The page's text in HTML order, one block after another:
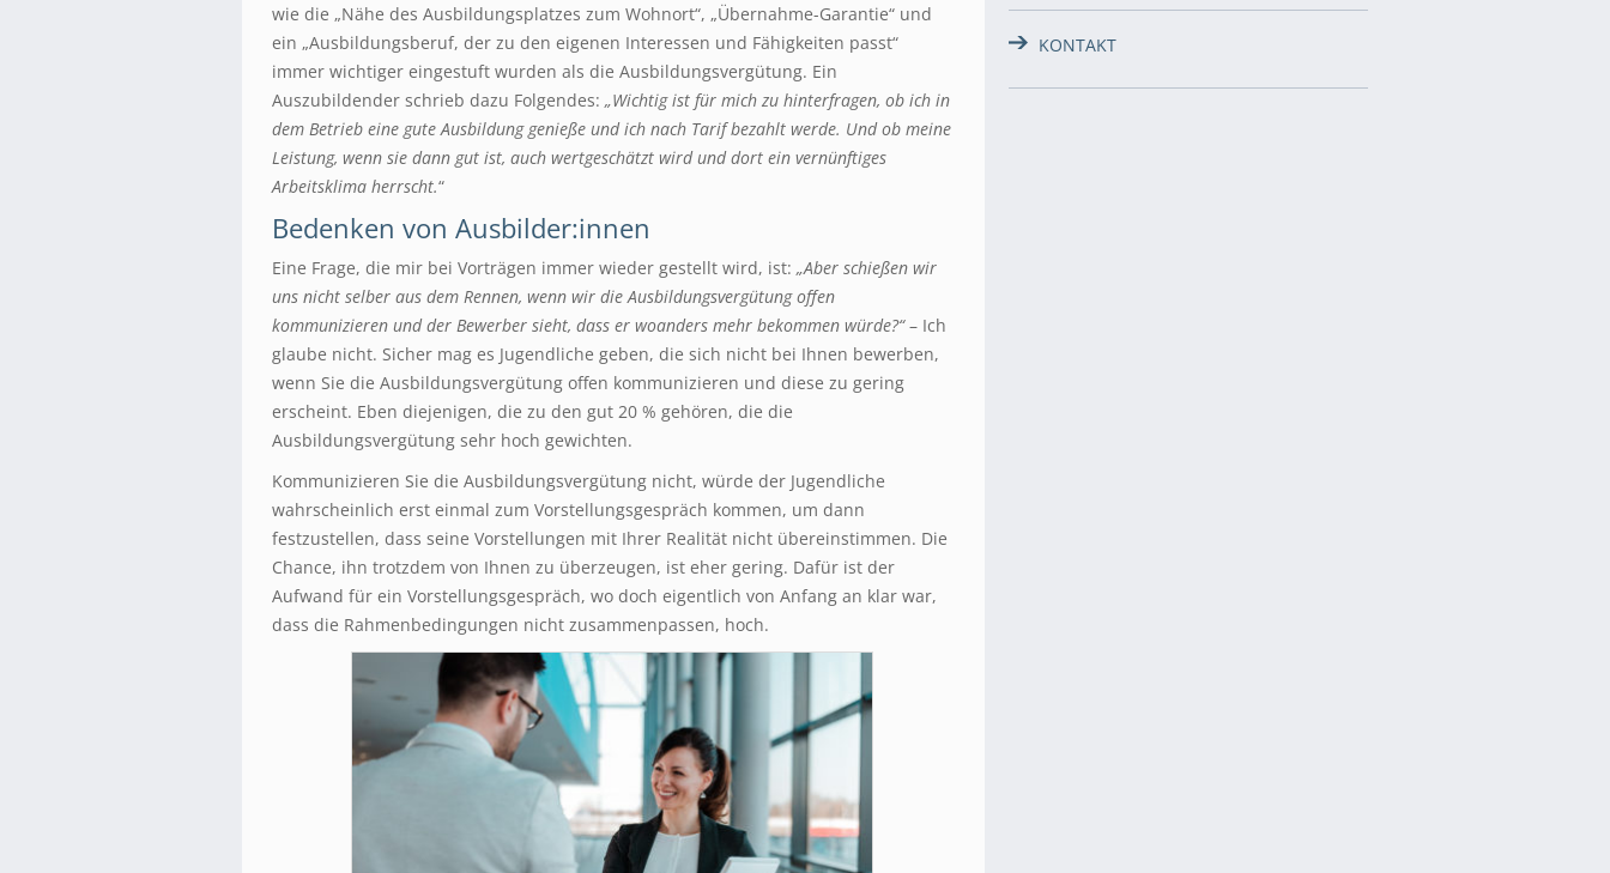
wie die „Nähe des Ausbildungsplatzes zum Wohnort“, „Übernahme-Garantie“ und
ein „Ausbildungsberuf, der zu den eigenen Interessen und Fähigkeiten passt“
immer wichtiger eingestuft wurden als die Ausbildungsvergütung. Ein
Auszubildender schrieb dazu Folgendes: „Wichtig ist für mich zu hinterfragen, ob ich in
dem Betrieb eine gute Ausbildung genieße und ich nach Tarif bezahlt werde. Und ob meine
Leistung, wenn sie dann gut ist, auch wertgeschätzt wird und dort ein vernünftiges
Arbeitsklima herrscht.“
Bedenken von Ausbilder:innen
Eine Frage, die mir bei Vorträgen immer wieder gestellt wird, ist: „Aber schießen wir
uns nicht selber aus dem Rennen, wenn wir die Ausbildungsvergütung offen
kommunizieren und der Bewerber sieht, dass er woanders mehr bekommen würde?“– Ich
glaube nicht. Sicher mag es Jugendliche geben, die sich nicht bei Ihnen bewerben,
wenn Sie die Ausbildungsvergütung offen kommunizieren und diese zu gering
erscheint. Eben diejenigen, die zu den gut 20 % gehören, die die
Ausbildungsvergütung sehr hoch gewichten.
Kommunizieren Sie die Ausbildungsvergütung nicht, würde der Jugendliche
wahrscheinlich erst einmal zum Vorstellungsgespräch kommen, um dann
festzustellen, dass seine Vorstellungen mit Ihrer Realität nicht übereinstimmen. Die
Chance, ihn trotzdem von Ihnen zu überzeugen, ist eher gering. Dafür ist der
Aufwand für ein Vorstellungsgespräch, wo doch eigentlich von Anfang an klar war,
dass die Rahmenbedingungen nicht zusammenpassen, hoch.
KONTAKT